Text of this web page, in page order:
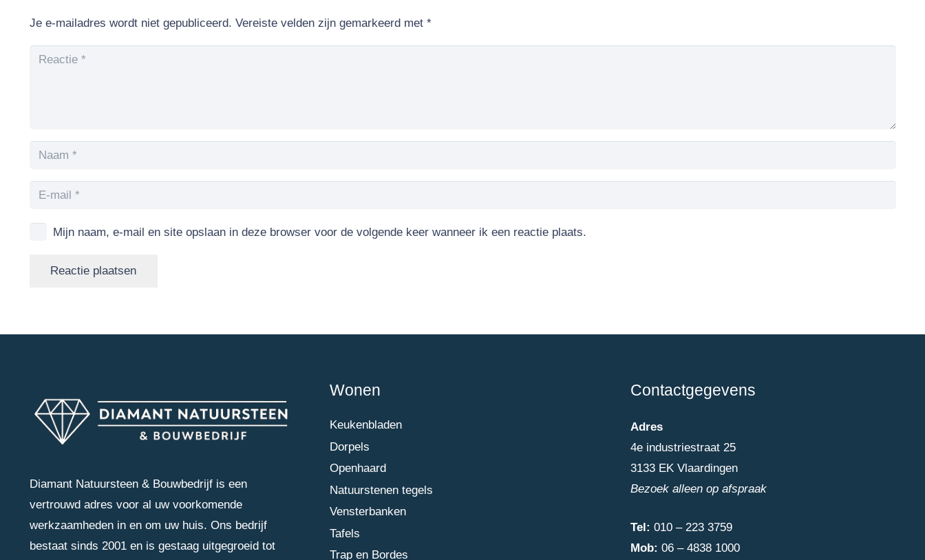
Je e-mailadres wordt niet gepubliceerd. Vereiste velden zijn gemarkeerd met *
Mijn naam, e-mail en site opslaan in deze browser voor de volgende keer wanneer ik een reactie plaats.
Reactie plaatsen
Diamant Natuursteen & Bouwbedrijf is een
vertrouwd adres voor al uw voorkomende
werkzaamheden in en om uw huis. Ons bedrijf
bestaat sinds 2001 en is gestaag uitgegroeid tot
Wonen
Keukenbladen
Dorpels
Openhaard
Natuurstenen tegels
Vensterbanken
Tafels
Trap en Bordes
Contactgegevens
Adres
4e industriestraat 25
3133 EK Vlaardingen
Bezoek alleen op afspraak
Tel: 010 – 223 3759
Mob: 06 – 4838 1000